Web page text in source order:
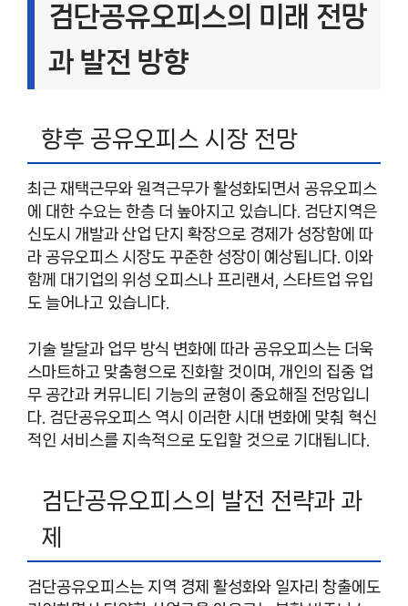
검단공유오피스의 미래 전망
과 발전 방향
향후 공유오피스 시장 전망
최근 재택근무와 원격근무가 활성화되면서 공유오피스
에 대한 수요는 한층 더 높아지고 있습니다. 검단지역은
신도시 개발과 산업 단지 확장으로 경제가 성장함에 따
라 공유오피스 시장도 꾸준한 성장이 예상됩니다. 이와
함께 대기업의 위성 오피스나 프리랜서, 스타트업 유입
도 늘어나고 있습니다.
기술 발달과 업무 방식 변화에 따라 공유오피스는 더욱
스마트하고 맞춤형으로 진화할 것이며, 개인의 집중 업
무 공간과 커뮤니티 기능의 균형이 중요해질 전망입니
다. 검단공유오피스 역시 이러한 시대 변화에 맞춰 혁신
적인 서비스를 지속적으로 도입할 것으로 기대됩니다.
검단공유오피스의 발전 전략과 과
제
검단공유오피스는 지역 경제 활성화와 일자리 창출에도